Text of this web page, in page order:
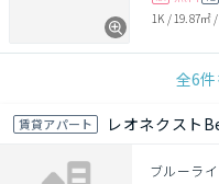
1K / 19.87㎡ /
全6
賃貸アパート レオネクスト
ブルーラ